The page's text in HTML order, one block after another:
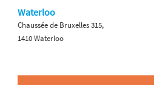
Waterloo
Chaussée de Bruxelles 315,
1410 Waterloo